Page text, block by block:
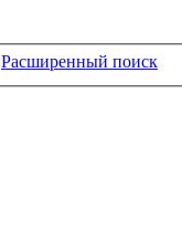
Расширенный поиск